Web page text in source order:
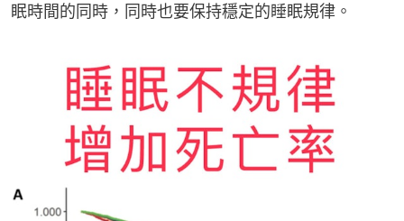
眠時間的同時，同時也要保持穩定的睡眠規律。